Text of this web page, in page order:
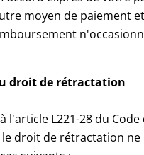
moyen de paiement
droit de rétractation
l'article L221-28 du Code
droit de rétractation